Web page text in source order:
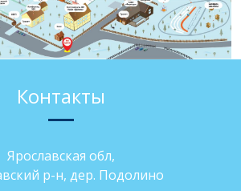
Контакты
Ярославская обл,
р-н, дер. Подолино